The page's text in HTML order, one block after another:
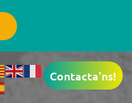
Contacta'ns!